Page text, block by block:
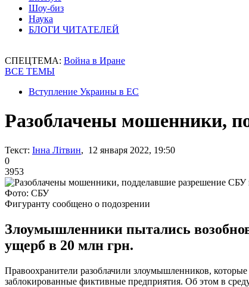
Шоу-биз
Наука
БЛОГИ ЧИТАТЕЛЕЙ
СПЕЦТЕМА: Война в Иране
ВСЕ ТЕМЫ
Вступление Украины в ЕС
Разоблачены мошенники,
Текст: Інна Літвин, 12 января 2022, 19:50
0
3953
Фото: СБУ
Фигуранту сообщено о подозрении
Злоумышленники пытались
ущерб в 20 млн грн.
Правоохранители разоблачили злоумышленников,
заблокированные фиктивные предприятия. Об этом в